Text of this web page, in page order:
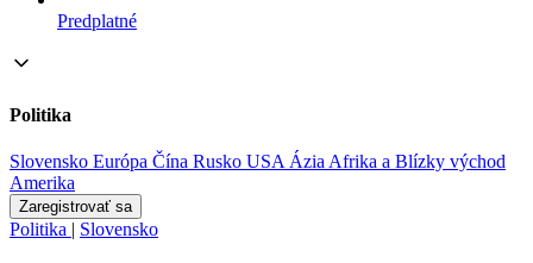
Predplatné
Politika
Slovensko Európa Čína Rusko USA ÁziaAfrika a Blízky východ
Amerika
Zaregistrovať sa
Politika | Slovensko